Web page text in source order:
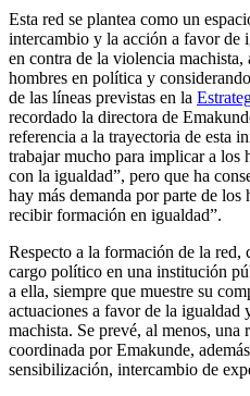
Esta red se plantea como un
intercambio y la acción a favor de
en contra de la violencia machista,
hombres en política y
de las líneas previstas en la
recordado la directora de
referencia a la trayectoria de esta
trabajar mucho para implicar a los
con la igualdad”, pero que ha
hay más demanda por parte de los
recibir formación en igualdad”.
Respecto a la formación de la red,
cargo político en una institución
a ella, siempre que muestre su
actuaciones a favor de la igualdad
machista. Se prevé, al menos, una
coordinada por Emakunde,
sensibilización, intercambio de